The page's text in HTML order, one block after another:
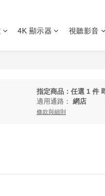
4K 顯示器 視聽影音
指定商品：任選 1 件
適用通路： 網店
條款與細則